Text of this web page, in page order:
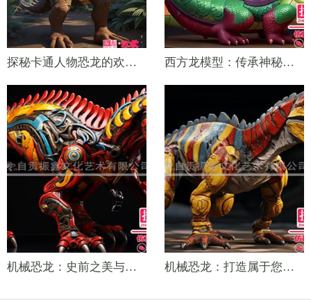
探秘卡通人物恐龙的欢乐世界 西方龙模型：传承神秘传说的活化体验
机械恐龙：史前之美与现代科技的完美结合 机械恐龙：打造属于您的定制之美